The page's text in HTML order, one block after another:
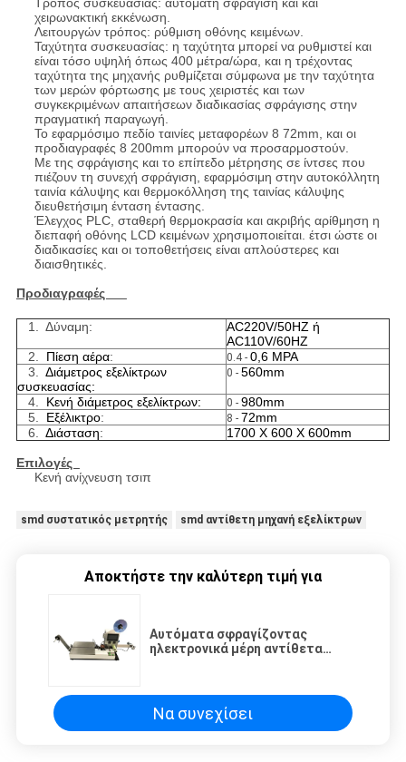
Τρόπος συσκευασίας: αυτόματη σφράγιση και και
χειρωνακτική εκκένωση.
Λειτουργών τρόπος: ρύθμιση οθόνης κειμένων.
Ταχύτητα συσκευασίας: η ταχύτητα μπορεί να ρυθμιστεί και
είναι τόσο υψηλή όπως 400 μέτρα/ώρα, και η τρέχοντας
ταχύτητα της μηχανής ρυθμίζεται σύμφωνα με την ταχύτητα
των μερών φόρτωσης με τους χειριστές και των
συγκεκριμένων απαιτήσεων διαδικασίας σφράγισης στην
πραγματική παραγωγή.
Το εφαρμόσιμο πεδίο ταινίες μεταφορέων 8 72mm, και οι
προδιαγραφές 8 200mm μπορούν να προσαρμοστούν.
Με της σφράγισης και το επίπεδο μέτρησης σε ίντσες που
πιέζουν τη συνεχή σφράγιση, εφαρμόσιμη στην αυτοκόλλητη
ταινία κάλυψης και θερμοκόλληση της ταινίας κάλυψης
διευθετήσιμη ένταση έντασης.
Έλεγχος PLC, σταθερή θερμοκρασία και ακριβής αρίθμηση η
διεπαφή οθόνης LCD κειμένων χρησιμοποιείται. έτσι ώστε οι
διαδικασίες και οι τοποθετήσεις είναι απλούστερες και
διαισθητικές.
Προδιαγραφές
1. Δύναμη:
AC220V/50HZ ή
AC110V/60HZ
2. Πίεση αέρα: 0.4 - 0,6 MPA
3. Διάμετρος εξελίκτρων
συσκευασίας:
0 - 560mm
4. Κενή διάμετρος εξελίκτρων: 0 - 980mm
5. Εξέλικτρο: 8 - 72mm
6. Διάσταση: 1700 X 600 X 600mm
Επιλογές
Κενή ανίχνευση τσιπ
smd συστατικός μετρητής smd αντίθετη μηχανή εξελίκτρων
Αποκτήστε την καλύτερη τιμή για
Αυτόματα σφραγίζοντας
ηλεκτρονικά μέρη αντίθετα
Να συνεχίσει